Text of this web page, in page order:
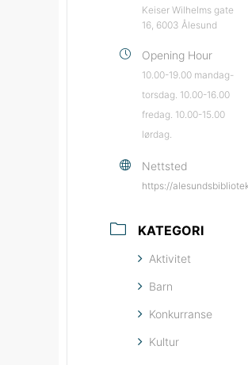
Keiser Wilhelms gate
16, 6003 Ålesund
Opening Hour
10.00-19.00 mandag-
torsdag. 10.00-16.00
fredag. 10.00-15.00
lørdag.
Nettsted
https://
KATEGORI
Aktivitet
Barn
Konkurranse
Kultur